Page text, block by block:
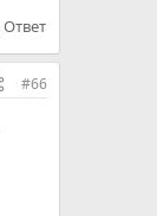
Ответ
#66